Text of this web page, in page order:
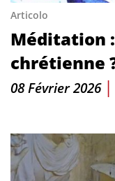
Articolo
Méditation
chrétienne
08 Février 2026 |